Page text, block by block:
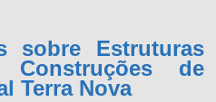
sobre Estruturas
Construções de
Terra Nova